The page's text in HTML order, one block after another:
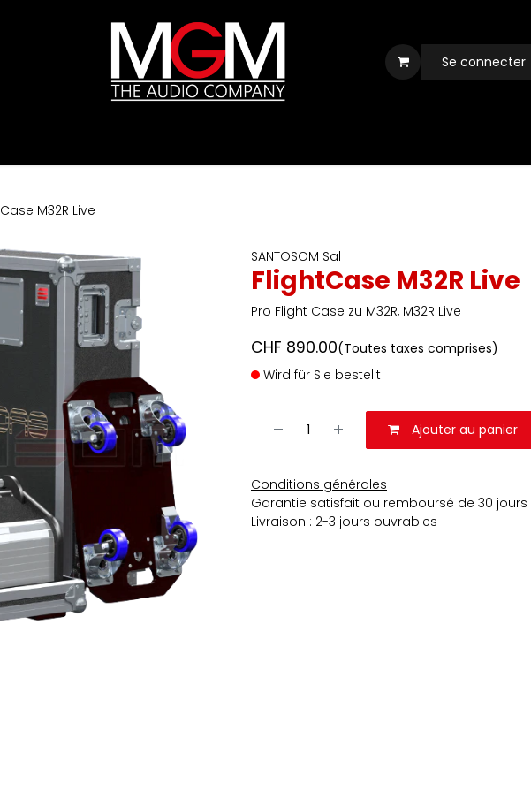
Se connecter
M32R Live
SANTOSOM Sal
FlightCase M32R Live
Pro Flight Case zu M32R, M32R Live
CHF 890.00(Toutes taxes comprises)
Wird für Sie bestellt
Ajouter au panier
Conditions générales
Garantie satisfait ou remboursé de 30 jours
Livraison : 2-3 jours ouvrables